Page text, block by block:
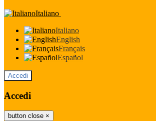
Italiano
Italiano
English
Français
Español
Accedi
Accedi
button close ×